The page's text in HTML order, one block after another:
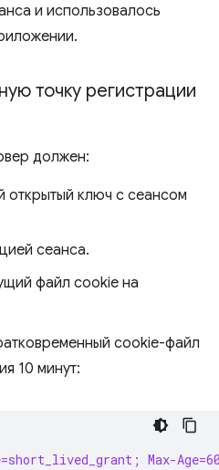
и использовалось
точку регистрации
должен:
открытый ключ с сеансом
сеанса.
файл cookie на
cookie-файл
10 минут:
Max-